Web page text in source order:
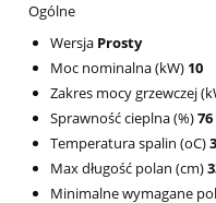
Ogólne
Wersja Prosty
Moc nominalna (kW) 10
Zakres mocy grzewczej
Sprawność cieplna (%)76
Temperatura spalin (oC)
Max długość polan (cm)
Minimalne wymagane